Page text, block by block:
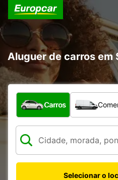
Aluguer de carros em
Que tipo de veículo
Carros
Selecionar o